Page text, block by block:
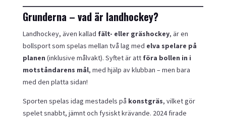
Grunderna – vad är landhockey?
Landhockey, även kallad fält- eller gräshockey, är en
bollsport som spelas mellan två lag med elva spelare på
planen (inklusive målvakt). Syftet är att föra bollen in i
motståndarens mål, med hjälp av klubban – men bara
med den platta sidan!
Sporten spelas idag mestadels på konstgräs, vilket gör
spelet snabbt, jämnt och fysiskt krävande. 2024 firade